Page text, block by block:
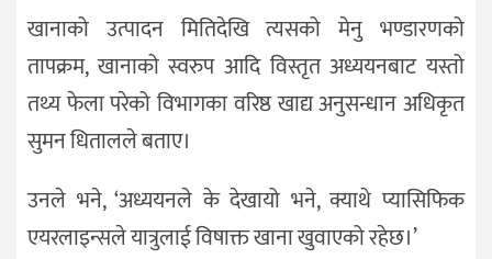
खानाको उत्पादन मितिदेखि त्यसको मेनु भण्डारणको
तापक्रम, खानाको स्वरुप आदि विस्तृत अध्ययनबाट यस्तो
तथ्य फेला परेको विभागका वरिष्ठ खाद्य अनुसन्धान अधिकृत
सुमन धितालले बताए।
उनले भने, ‘अध्ययनले के देखायो भने, क्याथे प्यासिफिक
एयरलाइन्सले यात्रुलाई विषाक्त खाना खुवाएको रहेछ।’